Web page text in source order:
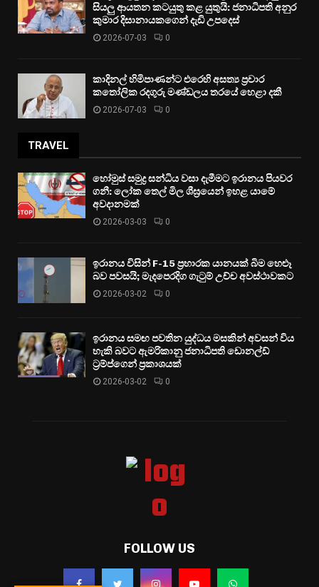
සියලු ආයතන කටයුතු කළ යුතුයි: ජනාධිපති අනුර
කුමාර දිසානායකගෙන් දැඩි උපදෙස්
2026-07-03 0
කාදිනල් හිමිපාණන්ට එරෙහි අසත්‍ය ප්‍රචාර
කතෝලික රදගුරු මණ්ඩලය තරයේ හෙළා දකී
2026-07-03 0
TRAVEL
හෝමුස් සමුද්‍ර සන්ධිය වසා දැමීමට ඉරානය පියවර
ගනී: ලෝක තෙල් මිල ශීඝ්‍රයෙන් ඉහළ යාමේ
අවදානමක්
2026-03-03 0
ඉරානය විසින් F-15 ප්‍රහාරක යානයක් බිම හෙළූ
බව පවසයි; මැදපෙරදිග ගැටුම් උච්ච අවස්ථාවකට
2026-03-02 0
ඉරානය සමඟ පවතින යුද්ධය මසකින් අවසන් විය
හැකි බවට ඇමරිකානු ජනාධිපති ඩොනල්ඩ්
ට්‍රම්ප්ගෙන් ප්‍රකාශයක්
2026-03-02 0
FOLLOW US